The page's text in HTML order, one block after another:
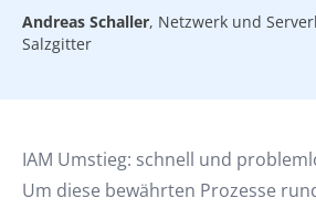
Andreas Schaller, Netzwerk und
Salzgitter
IAM Umstieg: schnell und
Um diese bewährten Prozesse